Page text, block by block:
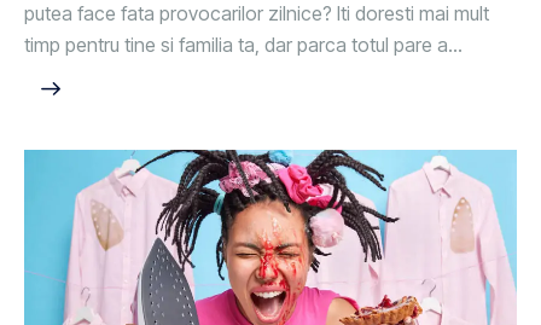
putea face fata provocarilor zilnice? Iti doresti mai mult
timp pentru tine si familia ta, dar parca totul pare a…